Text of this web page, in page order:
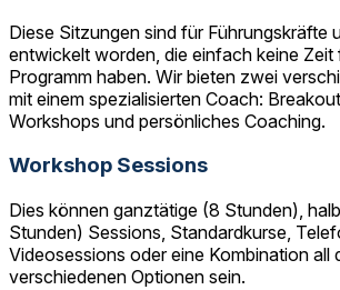
Diese Sitzungen sind für Führungskräfte
entwickelt worden, die einfach keine Zeit
Programm haben. Wir bieten zwei
mit einem spezialisierten Coach:
Workshops und persönliches Coaching.
Workshop Sessions
Dies können ganztätige (8 Stunden),
Stunden) Sessions, Standardkurse,
Videosessions oder eine Kombination all
verschiedenen Optionen sein.